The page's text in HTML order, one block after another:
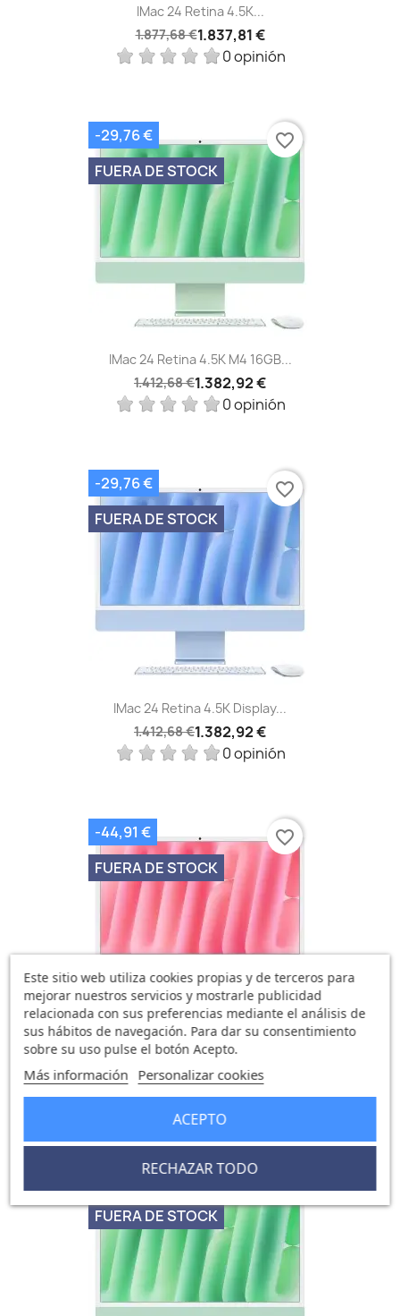
IMac 24 Retina 4.5K...
1.877,68 €1.837,81 €
0 opinión
IMac 24 Retina 4.5K M4 16GB...
1.412,68 €1.382,92 €
0 opinión
-29,76 €
FUERA DE STOCK
favorite_border
IMac 24 Retina 4.5K Display...
1.412,68 €1.382,92 €
0 opinión
-29,76 €
FUERA DE STOCK
favorite_border
IMac 24 Retina 4.5K M4 24GB...
2.110,17 €2.065,26 €
0 opinión
-44,91 €
FUERA DE STOCK
favorite_border
-44,91 €
FUERA DE STOCK
favorite_border
Este sitio web utiliza cookies propias y de terceros para
mejorar nuestros servicios y mostrarle publicidad
relacionada con sus preferencias mediante el análisis de
sus hábitos de navegación. Para dar su consentimiento
sobre su uso pulse el botón Acepto.
Más información Personalizar cookies
RECHAZAR TODO
ACEPTO